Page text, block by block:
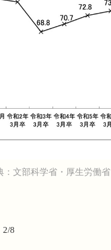
：文部科学省・厚生労働省
2/8